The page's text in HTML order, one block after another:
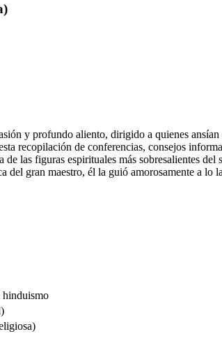
y profundo aliento, dirigido a quienes
recopilación de conferencias, consejos
de las figuras espirituales más sobresalientes
del gran maestro, él la guió amorosamente a
hinduismo